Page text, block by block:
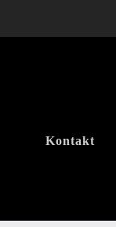
Kontakt